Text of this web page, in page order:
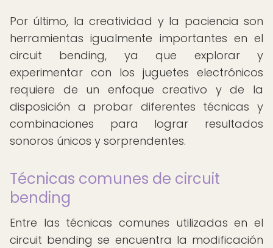
Por último, la creatividad y la paciencia son
herramientas igualmente importantes en el
circuit bending, ya que explorar y
experimentar con los juguetes electrónicos
requiere de un enfoque creativo y de la
disposición a probar diferentes técnicas y
combinaciones para lograr resultados
sonoros únicos y sorprendentes.
Técnicas comunes de circuit
bending
Entre las técnicas comunes utilizadas en el
circuit bending se encuentra la modificación